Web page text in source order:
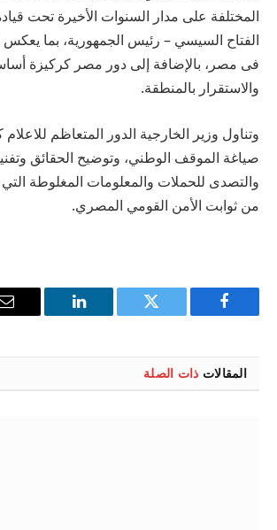
المختلفة على مدار السنوات الأخيرة تحت
الفتاح السيسي – رئيس الجمهورية، بما يعكس
فى مصر، بالإضافة إلى دور مصر كركيزة
والاستقرار بالمنطقة.
وتناول وزير الخارجية الدور المتعاظم
صياغة الموقف الوطني، وتوضيح الحقائق
والتصدى للحملات والمعلومات المغلوطة
من ثوابت الأمن القومي المصري.
فيسبوك تويتر لينكدإن
المقالات ذات الصلة